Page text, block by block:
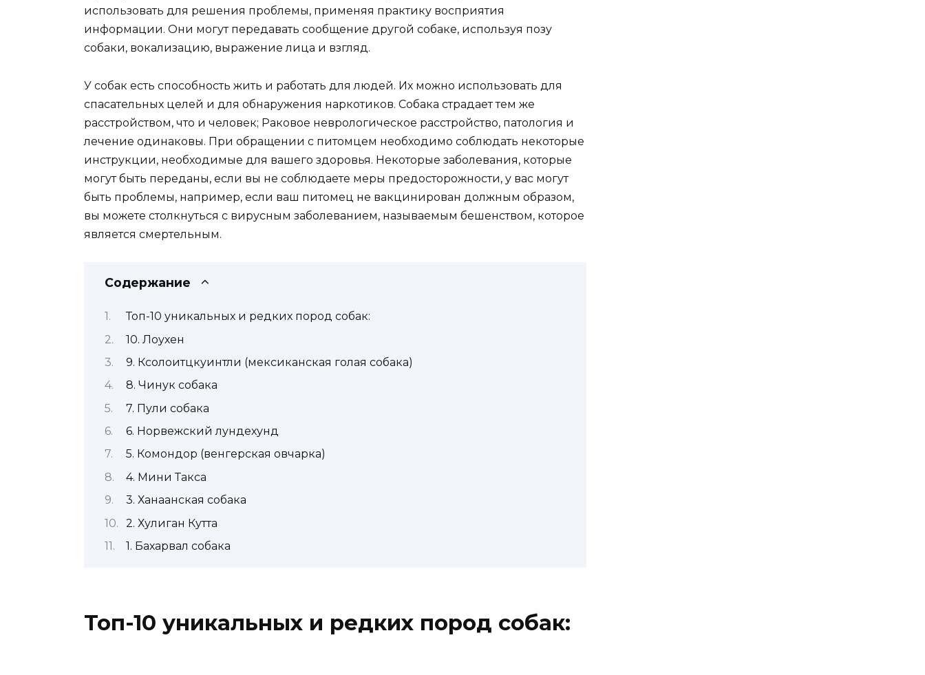
использовать для решения проблемы, применяя практику восприятия
информации. Они могут передавать сообщение другой собаке, используя позу
собаки, вокализацию, выражение лица и взгляд.
У собак есть способность жить и работать для людей. Их можно использовать для
спасательных целей и для обнаружения наркотиков. Собака страдает тем же
расстройством, что и человек; Раковое неврологическое расстройство, патология и
лечение одинаковы. При обращении с питомцем необходимо соблюдать некоторые
инструкции, необходимые для вашего здоровья. Некоторые заболевания, которые
могут быть переданы, если вы не соблюдаете меры предосторожности, у вас могут
быть проблемы, например, если ваш питомец не вакцинирован должным образом,
вы можете столкнуться с вирусным заболеванием, называемым бешенством, которое
является смертельным.
Содержание
Топ-10 уникальных и редких пород собак:
10. Лоухен
9. Ксолоитцкуинтли (мексиканская голая собака)
8. Чинук собака
7. Пули собака
6. Норвежский лундехунд
5. Комондор (венгерская овчарка)
4. Мини Такса
3. Ханаанская собака
2. Хулиган Кутта
1. Бахарвал собака
Топ-10 уникальных и редких пород собак: